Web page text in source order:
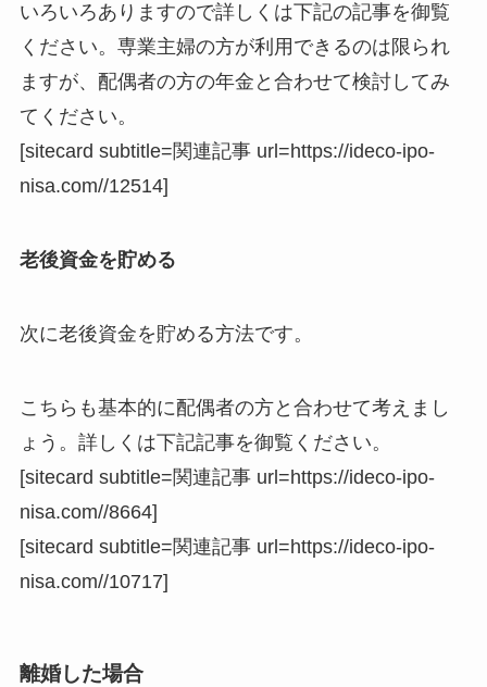
いろいろありますので詳しくは下記の記事を御覧
ください。専業主婦の方が利用できるのは限られ
ますが、配偶者の方の年金と合わせて検討してみ
てください。
[sitecard subtitle=関連記事 url=https://ideco-ipo-
nisa.com//12514]
老後資金を貯める
次に老後資金を貯める方法です。
こちらも基本的に配偶者の方と合わせて考えまし
ょう。詳しくは下記記事を御覧ください。
[sitecard subtitle=関連記事 url=https://ideco-ipo-
nisa.com//8664]
[sitecard subtitle=関連記事 url=https://ideco-ipo-
nisa.com//10717]
離婚した場合